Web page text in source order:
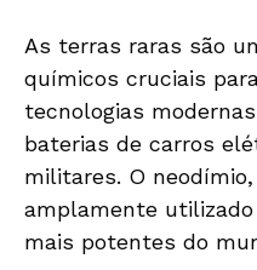
As terras raras são
químicos cruciais
tecnologias
baterias de carros
militares. O
amplamente
mais potentes do